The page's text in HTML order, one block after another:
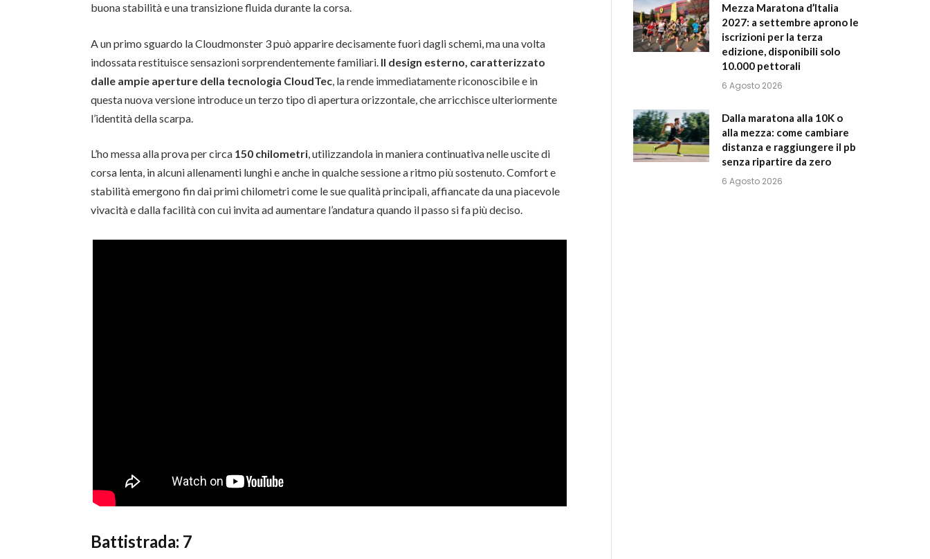
buona stabilità e una transizione fluida durante la corsa.
A un primo sguardo la Cloudmonster 3 può apparire decisamente fuori dagli schemi, ma una volta
indossata restituisce sensazioni sorprendentemente familiari. Il design esterno, caratterizzato
dalle ampie aperture della tecnologia CloudTec , la rende immediatamente riconoscibile e in
questa nuova versione introduce un terzo tipo di apertura orizzontale, che arricchisce ulteriormente
l’identità della scarpa.
L’ho messa alla prova per circa 150 chilometri, utilizzandola in maniera continuativa nelle uscite di
corsa lenta, in alcuni allenamenti lunghi e anche in qualche sessione a ritmo più sostenuto. Comfort e
stabilità emergono fin dai primi chilometri come le sue qualità principali, affiancate da una piacevole
vivacità e dalla facilità con cui invita ad aumentare l’andatura quando il passo si fa più deciso.
Battistrada: 7
Mezza Maratona d’Italia
2027: a settembre aprono le
iscrizioni per la terza
edizione, disponibili solo
10.000 pettorali
6 Agosto 2026
Dalla maratona alla 10K o
alla mezza: come cambiare
distanza e raggiungere il pb
senza ripartire da zero
6 Agosto 2026